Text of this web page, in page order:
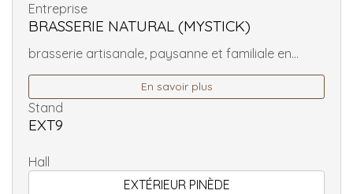
Entreprise
BRASSERIE NATURAL (MYSTICK)
brasserie artisanale, paysanne et familiale en...
En savoir plus
Stand
EXT9
Hall
EXTÉRIEUR PINÈDE